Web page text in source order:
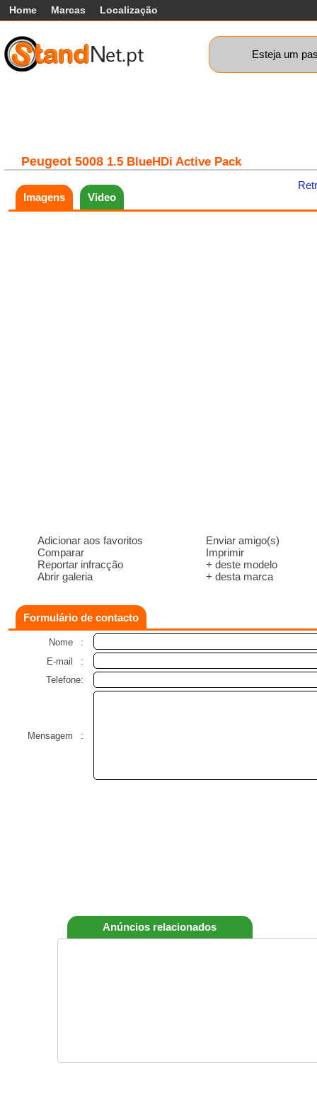
Home Marcas Localização
Esteja um
Peugeot 5008 1.5 BlueHDi Active Pack
Imagens
Video
Adicionar aos favoritos
Comparar
Reportar infracção
Abrir galeria
Enviar amigo(s)
Imprimir
+ deste modelo
+ desta marca
Formulário de contacto
Nome
:
E-mail
:
Telefone:
Mensagem :
Anúncios relacionados